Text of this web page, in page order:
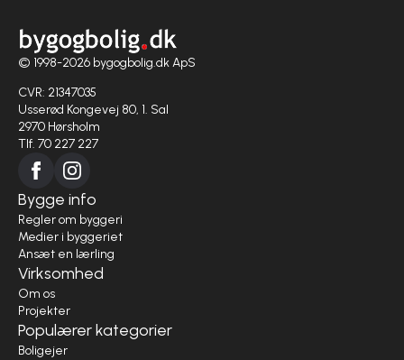
© 1998-2026 bygogbolig.dk ApS
CVR: 21347035
Usserød Kongevej 80, 1. Sal
2970 Hørsholm
Tlf. 70 227 227
Bygge info
Regler om byggeri
Medier i byggeriet
Ansæt en lærling
Virksomhed
Om os
Projekter
Populærer kategorier
Boligejer